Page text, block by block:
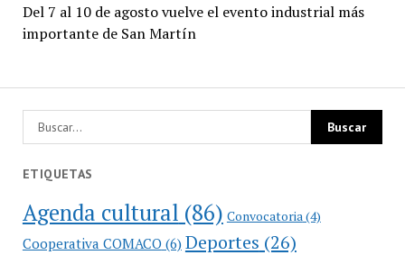
Del 7 al 10 de agosto vuelve el evento industrial más
importante de San Martín
ETIQUETAS
Agenda cultural (86) Convocatoria (4)
Cooperativa COMACO(6) Deportes (26)